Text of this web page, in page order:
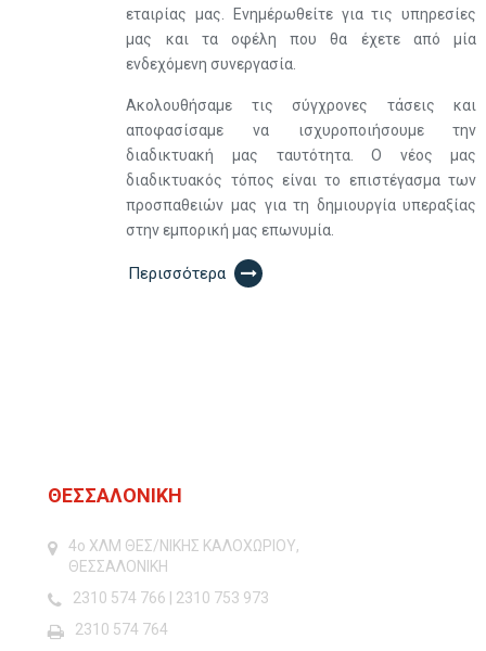
εταιρίας μας. Ενημέρωθείτε για τις υπηρεσίες
μας και τα οφέλη που θα έχετε από μία
ενδεχόμενη συνεργασία.
Ακολουθήσαμε τις σύγχρονες τάσεις και
αποφασίσαμε να ισχυροποιήσουμε την
διαδικτυακή μας ταυτότητα. Ο νέος μας
διαδικτυακός τόπος είναι το επιστέγασμα των
προσπαθειών μας για τη δημιουργία υπεραξίας
στην εμπορική μας επωνυμία.
Περισσότερα
ΘΕΣΣΑΛΟΝΙΚΗ
4o ΧΛΜ ΘΕΣ/ΝΙΚΗΣ ΚΑΛΟΧΩΡΙΟΥ,
ΘΕΣΣΑΛΟΝΙΚΗ
2310 574 766 | 2310 753 973
2310 574 764